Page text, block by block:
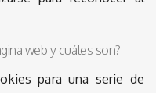
web y cuáles son?
para una serie de